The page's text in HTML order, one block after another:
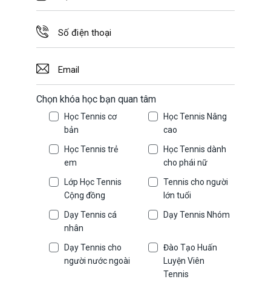
Chọn khóa học bạn quan tâm
Học Tennis cơ
bản
Học Tennis Nâng
cao
Học Tennis trẻ
em
Học Tennis dành
cho phái nữ
Lớp Học Tennis
Cộng đồng
Tennis cho người
lớn tuổi
Dạy Tennis cá
nhân
Dạy Tennis Nhóm
Dạy Tennis cho
người nước ngoài
Đào Tạo Huấn
Luyện Viên
Tennis